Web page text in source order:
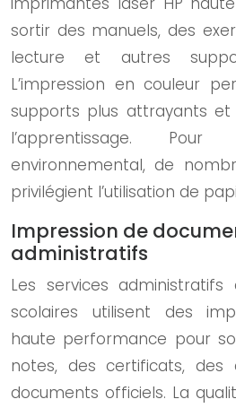
sortir des manuels, des
lecture et autres
L’impression en couleur
supports plus attrayants
l’apprentissage. Pour
environnemental, de
privilégient l’utilisation de
Impression de
administratifs
Les services administratifs
scolaires utilisent des
haute performance pour
notes, des certificats, des
documents officiels. La